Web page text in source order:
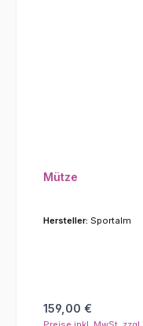
Mütze
Hersteller: Sportalm
Regulärer Preis:
159,00 €